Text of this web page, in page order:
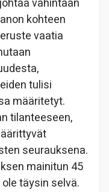
vähintään
kohteen
vaatia
tulisi
määritetyt.
tilanteeseen,
seurauksena.
mainitun 45
täysin selvä.